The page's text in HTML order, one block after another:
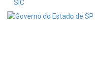
SIC